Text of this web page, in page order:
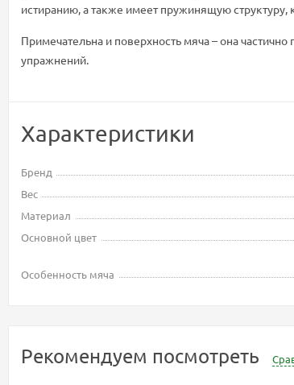
истиранию, а также имеет пружинящую структуру,
Примечательна и поверхность мяча – она
упражнений.
Характеристики
Бренд
Вес
Материал
Основной цвет
Особенность мяча
Рекомендуем посмотреть